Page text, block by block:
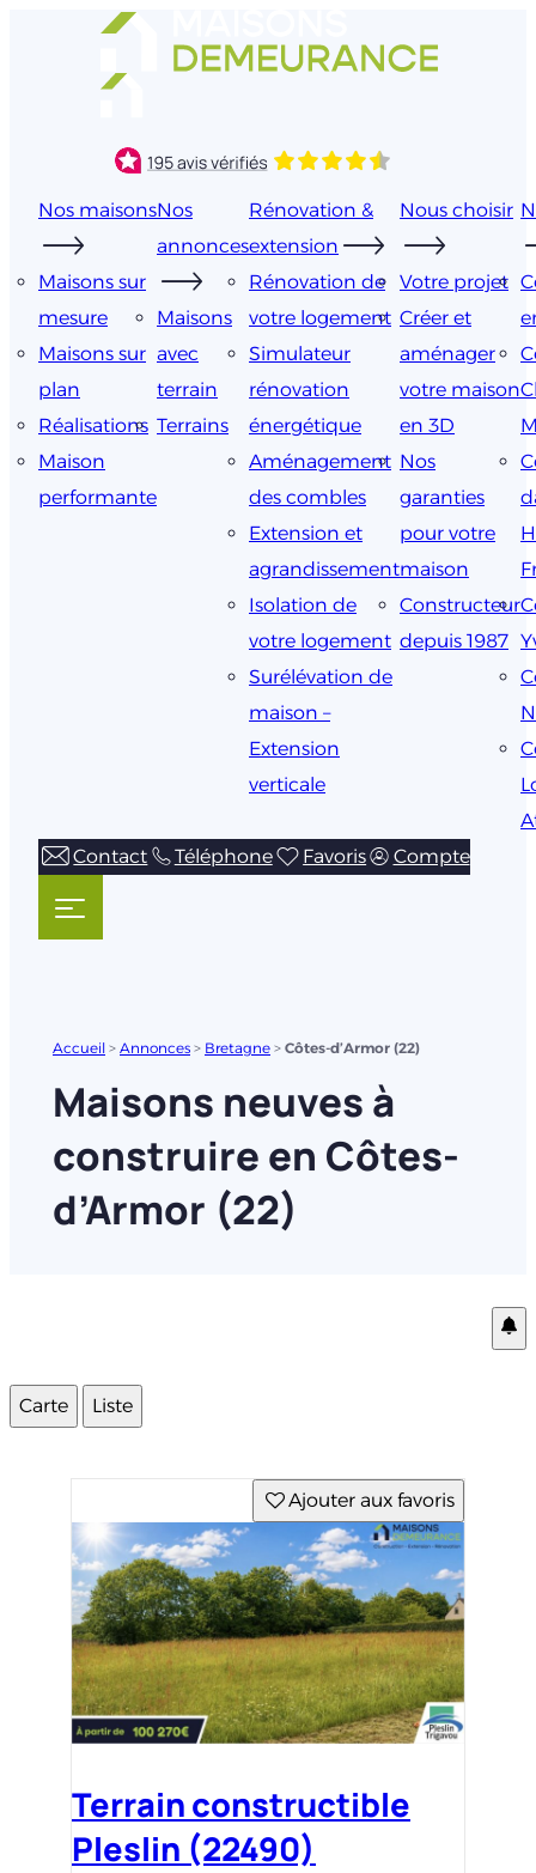
Nos maisons
Maisons sur
mesure
Maisons sur
plan
Réalisations
Maison
performante
Nos
annonces
Maisons
avec
terrain
Terrains
Rénovation &
extension
Rénovation de
votre logement
Simulateur
rénovation
énergétique
Aménagement
des combles
Extension et
agrandissement
Isolation de
votre logement
Surélévation de
maison –
Extension
verticale
Nous choisir
Votre projet
Créer et
aménager
votre maison
en 3D
Nos
garanties
pour votre
maison
Constructeur
depuis 1987
Contact
Téléphone Favoris Compte
Accueil > Annonces > Bretagne > Côtes-d’Armor (22)
Maisons neuves à
construire en Côtes-
d’Armor (22)
Carte Liste
Ajouter aux favoris
Terrain constructible
Pleslin (22490)